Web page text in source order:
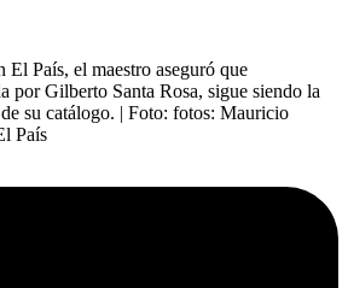
El País, el maestro aseguró que
por Gilberto Santa Rosa, sigue siendo la
su catálogo. | Foto: fotos: Mauricio
País